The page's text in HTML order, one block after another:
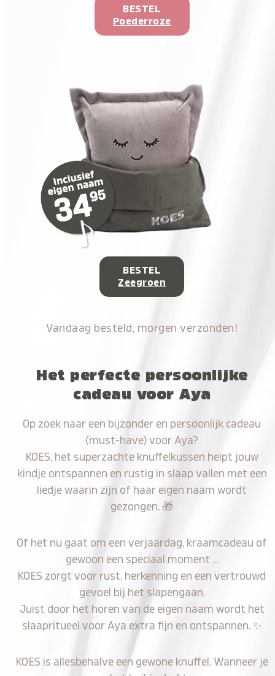
BESTEL
Poederroze
BESTEL
Zeegroen
Vandaag besteld, morgen verzonden!
Het perfecte persoonlijke
cadeau voor Aya
Op zoek naar een bijzonder en persoonlijk cadeau
(must-have) voor Aya?
KOES, het superzachte knuffelkussen helpt jouw
kindje ontspannen en rustig in slaap vallen met een
liedje waarin zijn of haar eigen naam wordt
gezongen. 🎁
Of het nu gaat om een verjaardag, kraamcadeau of
gewoon een speciaal moment …
KOES zorgt voor rust, herkenning en een vertrouwd
gevoel bij het slapengaan.
Juist door het horen van de eigen naam wordt het
slaapritueel voor Aya extra fijn en ontspannen. ✨
KOES is allesbehalve een gewone knuffel. Wanneer je